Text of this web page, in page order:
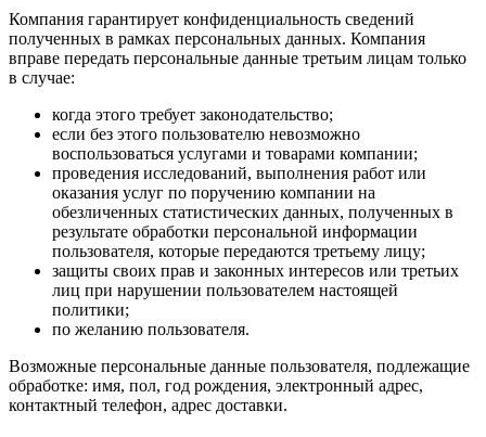
Компания гарантирует конфиденциальность сведений
полученных в рамках персональных данных. Компания
вправе передать персональные данные третьим лицам только
в случае:
когда этого требует законодательство;
если без этого пользователю невозможно
воспользоваться услугами и товарами компании;
проведения исследований, выполнения работ или
оказания услуг по поручению компании на
обезличенных статистических данных, полученных в
результате обработки персональной информации
пользователя, которые передаются третьему лицу;
защиты своих прав и законных интересов или третьих
лиц при нарушении пользователем настоящей
политики;
по желанию пользователя.
Возможные персональные данные пользователя, подлежащие
обработке: имя, пол, год рождения, электронный адрес,
контактный телефон, адрес доставки.